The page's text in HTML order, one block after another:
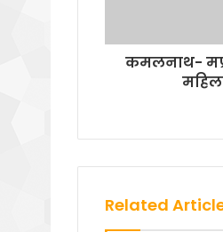
कमलनाथ-
Related